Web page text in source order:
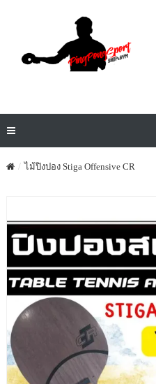
ไม้ปิงปอง Stiga Offensive CR